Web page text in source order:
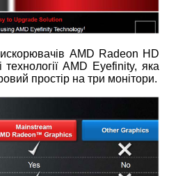
AMD Radeon HD
AMD Eyefinity, яка
простір на три монітори.